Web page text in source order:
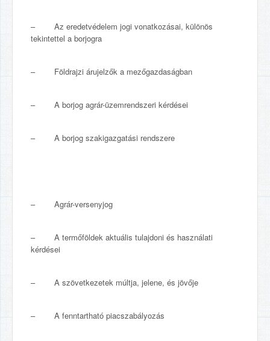
– Az eredetvédelem jogi vonatkozásai, különös
tekintettel a borjogra
– Földrajzi árujelzők a mezőgazdaságban
– A borjog agrár-üzemrendszeri kérdései
– A borjog szakigazgatási rendszere
– Agrár-versenyjog
– A termőföldek aktuális tulajdoni és használati
kérdései
– A szövetkezetek múltja, jelene, és jövője
– A fenntartható piacszabályozás